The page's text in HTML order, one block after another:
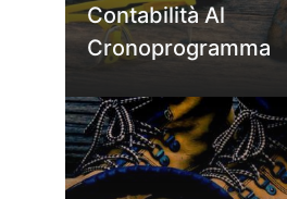
Contabilità Al
Cronoprogramma